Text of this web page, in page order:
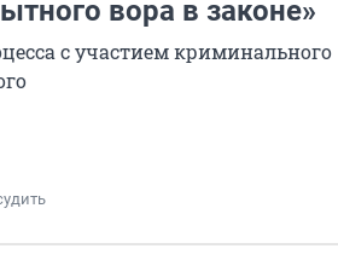
вора в законе»
с участием криминального